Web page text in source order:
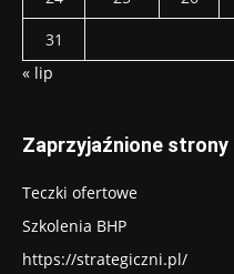
31
« lip
Zaprzyjaźnione strony
Teczki ofertowe
Szkolenia BHP
https://strategiczni.pl/